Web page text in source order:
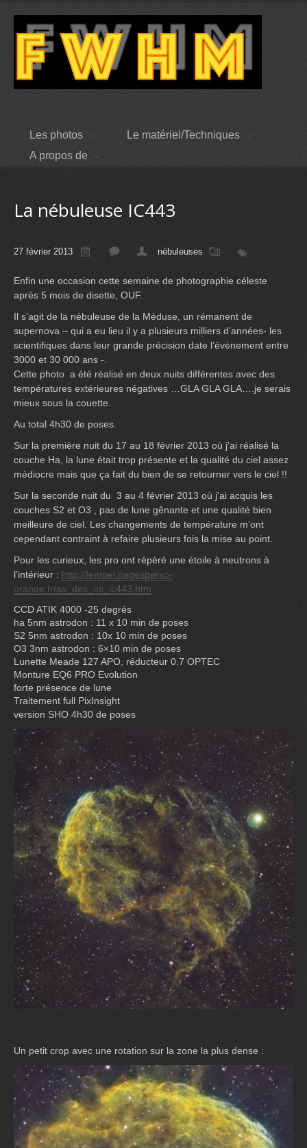
Les photos
Le matériel/Techniques
A propos de
La nébuleuse IC443
27 février 2013 nébuleuses
Enfin une occasion cette semaine de photographie céleste
après 5 mois de disette, OUF.
Il s’agit de la nébuleuse de la Méduse, un rémanent de
supernova – qui a eu lieu il y a plusieurs milliers d’années- les
scientifiques dans leur grande précision date l’évènement entre
3000 et 30 000 ans -.
Cette photo a été réalisé en deux nuits différentes avec des
températures extérieures négatives …GLA GLA GLA….je serais
mieux sous la couette.
Au total 4h30 de poses.
Sur la première nuit du 17 au 18 février 2013 où j’ai réalisé la
couche Ha, la lune était trop présente et la qualité du ciel assez
médiocre mais que ça fait du bien de se retourner vers le ciel !!
Sur la seconde nuit du 3 au 4 février 2013 où j’ai acquis les
couches S2 et O3 , pas de lune gênante et une qualité bien
meilleure de ciel. Les changements de température m’ont
cependant contraint à refaire plusieurs fois la mise au point.
Pour les curieux, les pro ont répéré une étoile à neutrons à
l’intérieur : http://lempel.pagesperso-
orange.fr/as_des_os_ic443.htm
CCD ATIK 4000 -25 degrés
ha 5nm astrodon : 11 x 10 min de poses
S2 5nm astrodon : 10x 10 min de poses
O3 3nm astrodon : 6×10 min de poses
Lunette Meade 127 APO, réducteur 0.7 OPTEC
Monture EQ6 PRO Evolution
forte présence de lune
Traitement full PixInsight
version SHO 4h30 de poses
Un petit crop avec une rotation sur la zone la plus dense :